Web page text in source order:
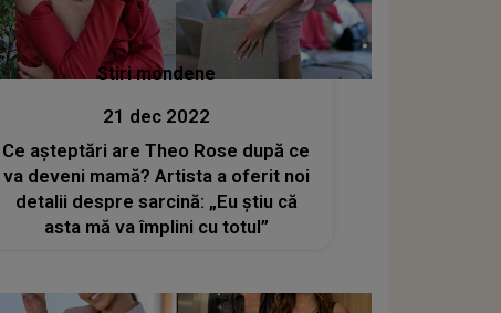
Stiri mondene
21 dec 2022
Ce așteptări are Theo Rose după ce
va deveni mamă? Artista a oferit noi
detalii despre sarcină: „Eu știu că
asta mă va împlini cu totul”